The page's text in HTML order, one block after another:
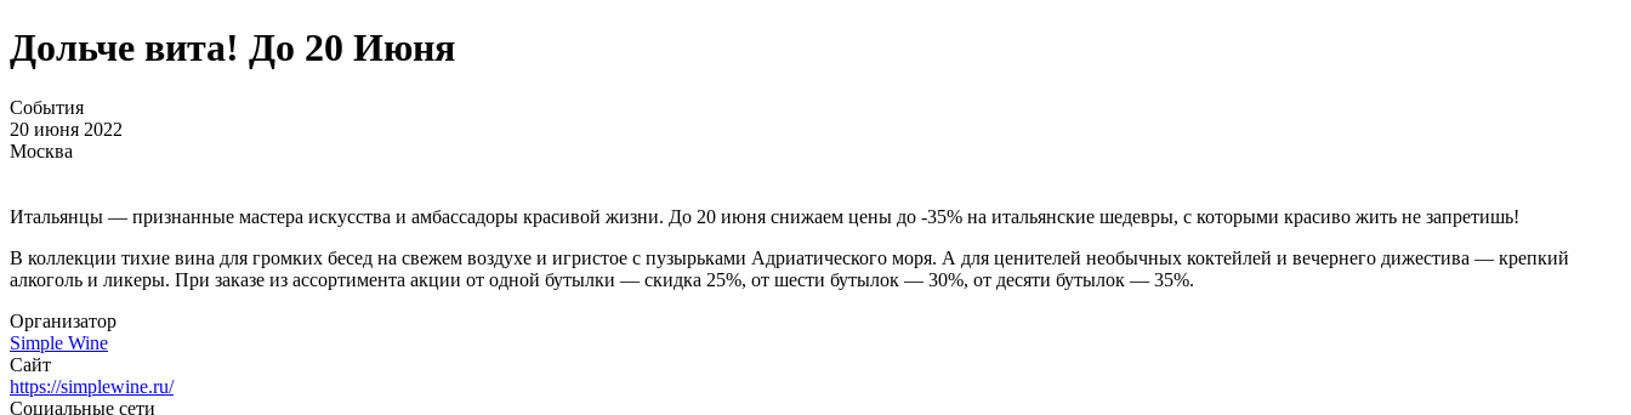
Дольче вита! До 20 Июня
События
20 июня 2022
Москва
Итальянцы — признанные мастера искусства и амбассадоры красивой жизни. До 20 июня снижаем цены до -35% на итальянские шедевры, с которыми красиво жить не запретишь!
В коллекции тихие вина для громких бесед на свежем воздухе и игристое с пузырьками Адриатического моря. А для ценителей необычных коктейлей и вечернего дижестива — крепкий
алкоголь и ликеры. При заказе из ассортимента акции от одной бутылки — скидка 25%, от шести бутылок — 30%, от десяти бутылок — 35%.
Организатор
Simple Wine
Сайт
https://simplewine.ru/
Социальные сети